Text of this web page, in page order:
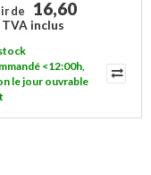
de 16,60
TVA inclus
<12:00h,
le jour ouvrable